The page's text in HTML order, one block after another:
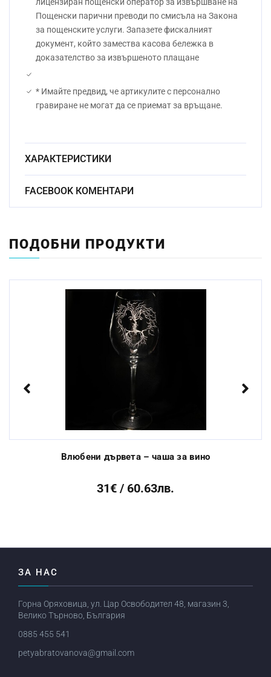
Пощенски парични преводи по смисъла на Закона
за пощенските услуги. Запазете фискалният
документ, който замества касова бележка в
доказателство за извършеното плащане
* Имайте предвид, че артикулите с персонално
гравиране не могат да се приемат за връщане.
ХАРАКТЕРИСТИКИ
Материал:
Размер:
Да
FACEBOOK КОМЕНТАРИ
ПОДОБНИ ПРОДУКТИ
Влюбени дървета – чаша за вино
31€ / 60.63лв.
ЗА НАС
Горна Оряховица, ул. Цар Освободител 48, магазин 3,
Велико Търново, България
0885 455 541
petyabratovanova@gmail.com